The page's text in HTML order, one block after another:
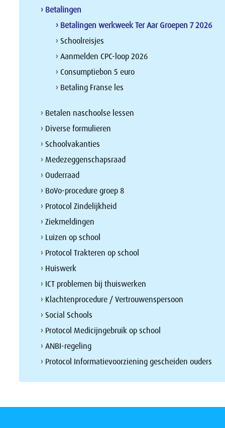
› Betalingen
› Betalingen werkweek Ter Aar Groepen 7 2026
› Schoolreisjes
› Aanmelden CPC-loop 2026
› Consumptiebon 5 euro
› Betaling Franse les
› Betalen naschoolse lessen
› Diverse formulieren
› Schoolvakanties
› Medezeggenschapsraad
› Ouderraad
› BoVo-procedure groep 8
› Protocol Zindelijkheid
› Ziekmeldingen
› Luizen op school
› Protocol Trakteren op school
› Huiswerk
› ICT problemen bij thuiswerken
› Klachtenprocedure / Vertrouwenspersoon
› Social Schools
› Protocol Medicijngebruik op school
› ANBI-regeling
› Protocol Informatievoorziening gescheiden ouders